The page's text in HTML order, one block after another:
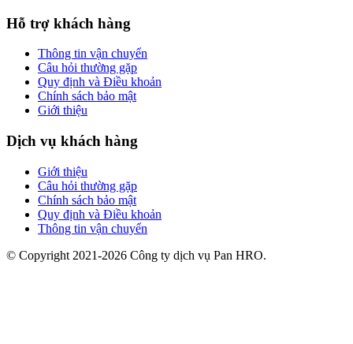
Hỗ trợ khách hàng
Thông tin vận chuyển
Câu hỏi thường gặp
Quy định và Điều khoản
Chính sách bảo mật
Giới thiệu
Dịch vụ khách hàng
Giới thiệu
Câu hỏi thường gặp
Chính sách bảo mật
Quy định và Điều khoản
Thông tin vận chuyển
© Copyright 2021-2026 Công ty dịch vụ Pan HRO.